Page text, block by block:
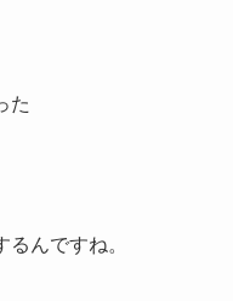
た
んですね。